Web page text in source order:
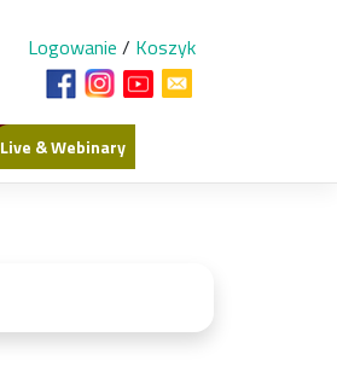
Logowanie / Koszyk
Live & Webinary